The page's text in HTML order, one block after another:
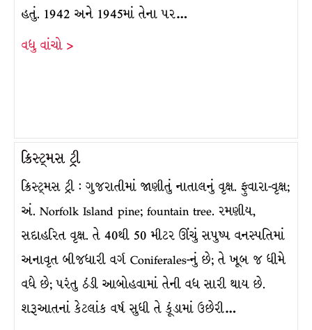
હતું. 1942 અને 1945માં તેના પર…
વધુ વાંચો >
ક્રિસ્ટ્મસ ટ્રી
ક્રિસ્ટ્મસ ટ્રી : ગુજરાતીમાં જાણીતું નાતાલનું વૃક્ષ. ફુવારા-વૃક્ષ;
અં. Norfolk Island pine; fountain tree. રમણીય,
સદાહરિત વૃક્ષ. તે 40થી 50 મીટર ઊંચું સપુષ્પ વનસ્પતિમાં
અનાવૃત બીજધારી વર્ગ Coniferales-નું છે; તે ખૂબ જ ધીમે
વધે છે; પરંતુ ઠંડી આબોહવામાં તેની વધ સારી થાય છે.
શરૂઆતનાં કેટલાંક વર્ષ સુધી તે કૂંડામાં ઉછેરી…